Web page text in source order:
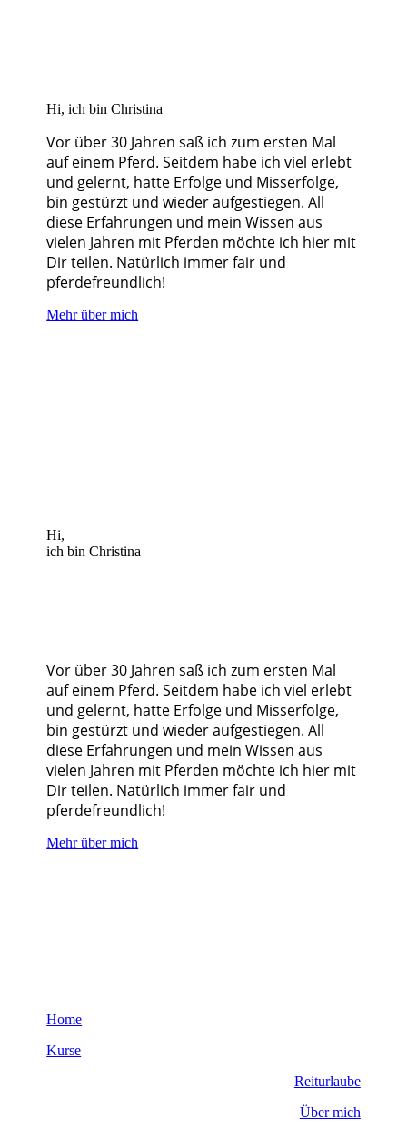
Hi, ich bin Christina
Vor über 30 Jahren saß ich zum ersten Mal
auf einem Pferd. Seitdem habe ich viel erlebt
und gelernt, hatte Erfolge und Misserfolge,
bin gestürzt und wieder aufgestiegen. All
diese Erfahrungen und mein Wissen aus
vielen Jahren mit Pferden möchte ich hier mit
Dir teilen. Natürlich immer fair und
pferdefreundlich!
Mehr über mich
Hi,
ich bin Christina
Vor über 30 Jahren saß ich zum ersten Mal
auf einem Pferd. Seitdem habe ich viel erlebt
und gelernt, hatte Erfolge und Misserfolge,
bin gestürzt und wieder aufgestiegen. All
diese Erfahrungen und mein Wissen aus
vielen Jahren mit Pferden möchte ich hier mit
Dir teilen. Natürlich immer fair und
pferdefreundlich!
Mehr über mich
Home
Kurse
Reiturlaube
Über mich